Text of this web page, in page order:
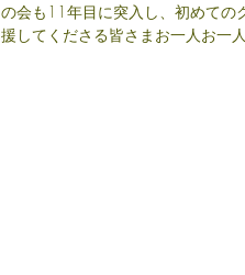
の会も11年目に突入し、初めての
援してくださる皆さまお一人お一